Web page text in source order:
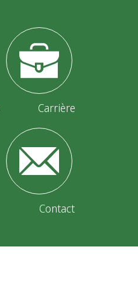
Carrière
Contact